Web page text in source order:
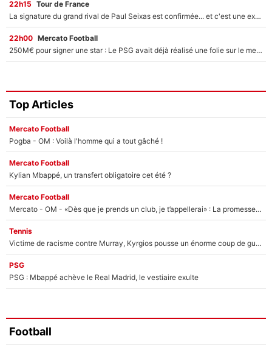
22h15 Tour de France
La signature du grand rival de Paul Seixas est confirmée... et c'est une excellente nouvelle pour l'équipe Decathlon-CMA CGM !
22h00 Mercato Football
250M€ pour signer une star : Le PSG avait déjà réalisé une folie sur le mercato bien avant Neymar !
Top Articles
Mercato Football
Pogba - OM : Voilà l'homme qui a tout gâché !
Mercato Football
Kylian Mbappé, un transfert obligatoire cet été ?
Mercato Football
Mercato - OM - «Dès que je prends un club, je t’appellerai» : La promesse de Marcelino au moment de claquer la porte
Tennis
Victime de racisme contre Murray, Kyrgios pousse un énorme coup de gueule !
PSG
PSG : Mbappé achève le Real Madrid, le vestiaire exulte
Football